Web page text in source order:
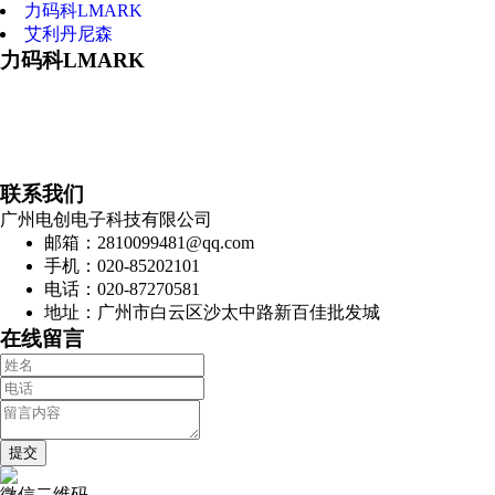
力码科LMARK
艾利丹尼森
力码科LMARK
联系我们
广州电创电子科技有限公司
邮箱：2810099481@qq.com
手机：020-85202101
电话：020-87270581
地址：广州市白云区沙太中路新百佳批发城
在线留言